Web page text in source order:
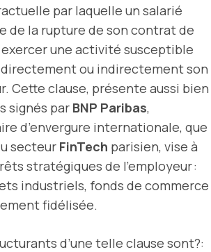
par laquelle un salarié
de la rupture de son contrat de
une activité susceptible
ou indirectement son
Cette clause, présente aussi bien
signés par BNP Paribas,
d’envergure internationale, que
secteur FinTech parisien, vise à
stratégiques de l’employeur :
industriels, fonds de commerce
fidélisée.
d’une telle clause sont?: